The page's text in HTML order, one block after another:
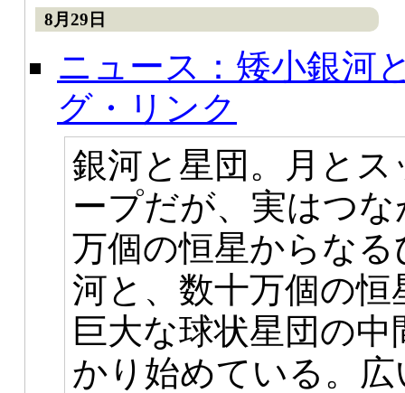
8月29日
ニュース：矮小銀河
グ・リンク
銀河と星団。月と
ープだが、実はつ
万個の恒星からな
河と、数十万個の
巨大な球状星団の
かり始めている。